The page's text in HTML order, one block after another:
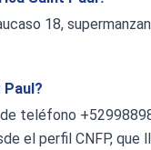
18,
teléfono
el perfil CNFP,